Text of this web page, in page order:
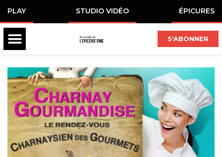
PLAY STUDIO VIDÉO ÉPICURES
S'ABONNER